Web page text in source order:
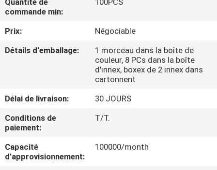
SUJET
NOUS
CONTRÔLE
DE
QUALITÉ
Quantité de
commande min:
100PCS
Prix:
Négociable
Détails d'emballage:
1 morceau dans la boîte de
couleur, 8 PCs dans la boîte
d'innex, boxex de 2 innex dans
cartonnent
Délai de livraison:
30 JOURS
Conditions de
paiement:
T/T.
Capacité
d'approvisionnement:
100000/month